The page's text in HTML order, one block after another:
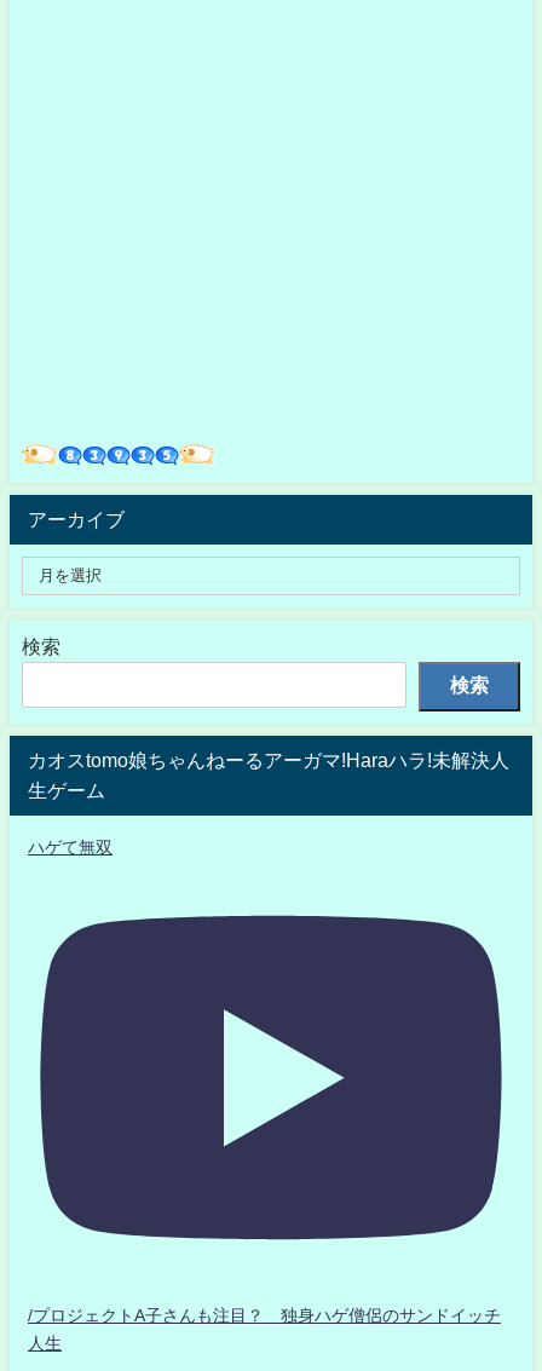
アーカイブ
検索
検索
カオスtomo娘ちゃんねーるアーガマ!Haraハラ!未解決人
生ゲーム
ハゲて無双
/プロジェクトA子さんも注目？ 独身ハゲ僧侶のサンドイッチ
人生